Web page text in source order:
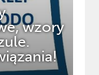
wzory